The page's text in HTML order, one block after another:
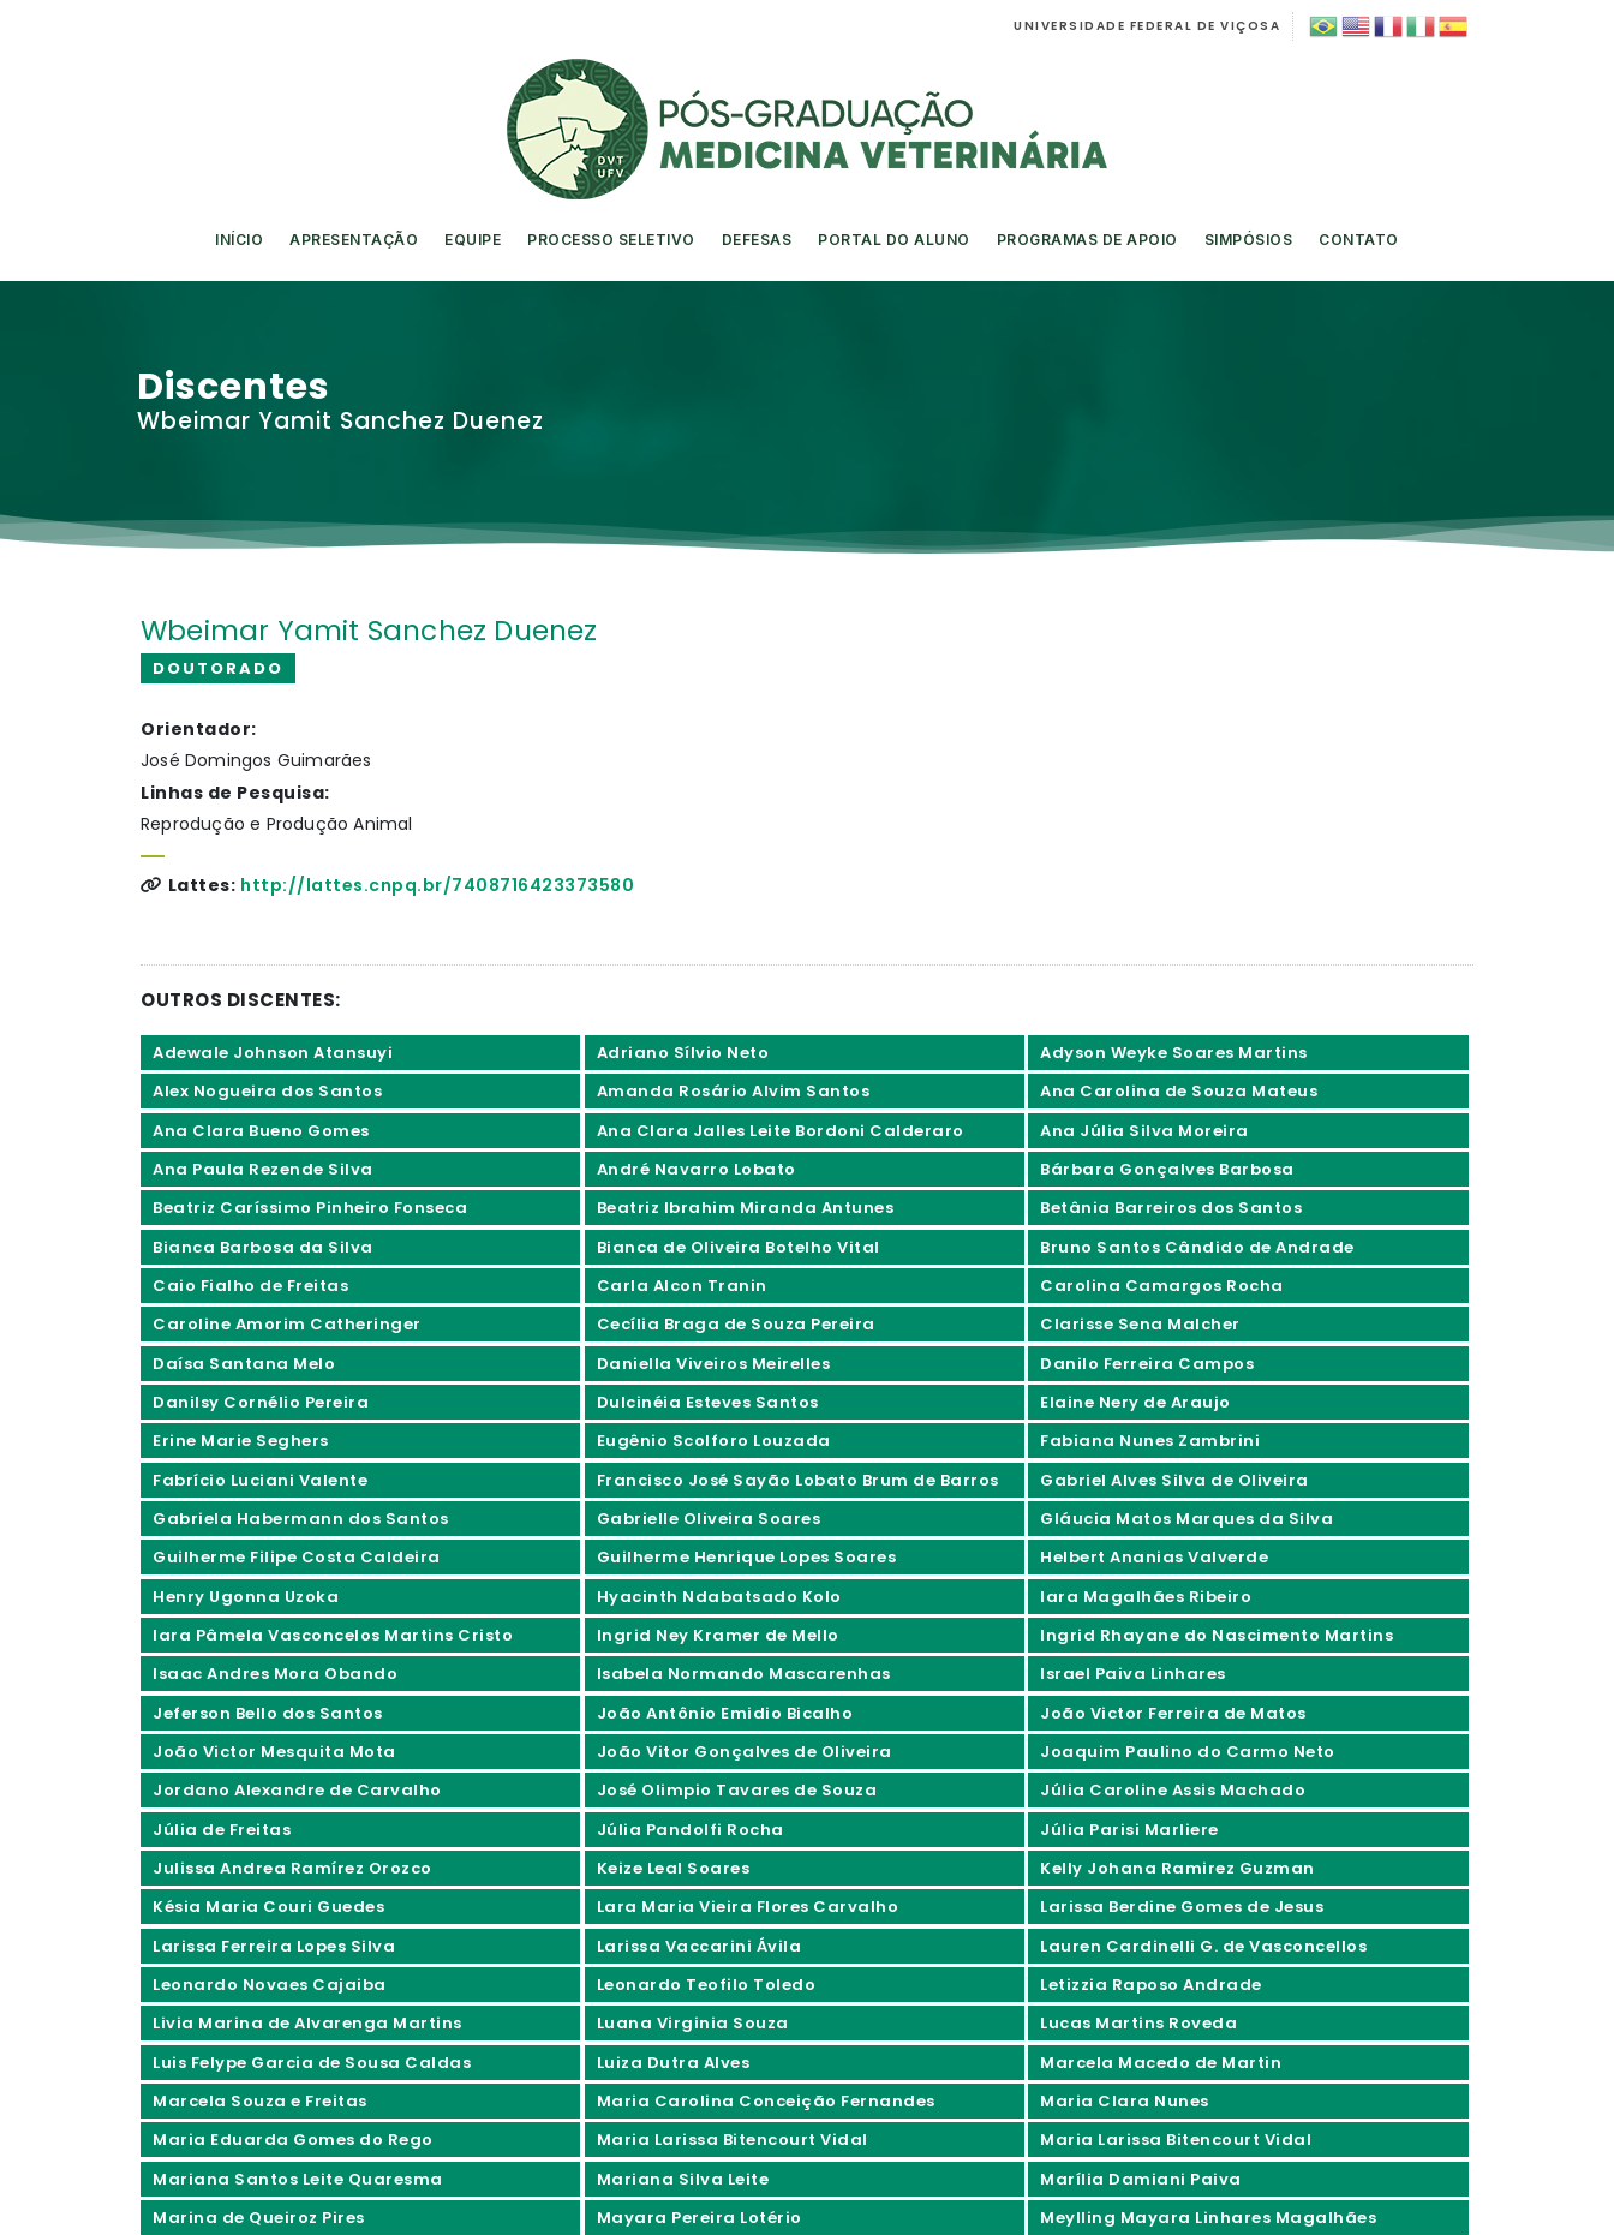
UNIVERSIDADE FEDERAL DE VIÇOSA
INÍCIO APRESENTAÇÃO EQUIPE PROCESSO SELETIVO DEFESAS PORTAL DO ALUNO PROGRAMAS DE APOIO SIMPÓSIOS CONTATO
Discentes
Wbeimar Yamit Sanchez Duenez
Wbeimar Yamit Sanchez Duenez
DOUTORADO
Orientador:
José Domingos Guimarães
Linhas de Pesquisa:
Reprodução e Produção Animal
Lattes: http://lattes.cnpq.br/7408716423373580
OUTROS DISCENTES:
Adewale Johnson Atansuyi Adriano Sílvio Neto
Adyson Weyke Soares Martins
Alex Nogueira dos Santos
Amanda Rosário Alvim Santos
Ana Carolina de Souza Mateus
Ana Clara Bueno Gomes
Ana Clara Jalles Leite Bordoni Calderaro
Ana Júlia Silva Moreira
Ana Paula Rezende Silva
André Navarro Lobato
Bárbara Gonçalves Barbosa
Beatriz Caríssimo Pinheiro Fonseca
Beatriz Ibrahim Miranda Antunes
Betânia Barreiros dos Santos
Bianca Barbosa da Silva
Bianca de Oliveira Botelho Vital
Bruno Santos Cândido de Andrade
Caio Fialho de Freitas
Carla Alcon Tranin
Carolina Camargos Rocha
Caroline Amorim Catheringer
Cecília Braga de Souza Pereira
Clarisse Sena Malcher
Daísa Santana Melo
Daniella Viveiros Meirelles
Danilo Ferreira Campos
Danilsy Cornélio Pereira
Dulcinéia Esteves Santos
Elaine Nery de Araujo
Erine Marie Seghers
Eugênio Scolforo Louzada
Fabiana Nunes Zambrini
Fabrício Luciani Valente
Francisco José Sayão Lobato Brum de Barros
Gabriel Alves Silva de Oliveira
Gabriela Habermann dos Santos
Gabrielle Oliveira Soares
Gláucia Matos Marques da Silva
Guilherme Filipe Costa Caldeira
Guilherme Henrique Lopes Soares
Helbert Ananias Valverde
Henry Ugonna Uzoka
Hyacinth Ndabatsado Kolo
Iara Magalhães Ribeiro
Iara Pâmela Vasconcelos Martins Cristo
Ingrid Ney Kramer de Mello
Ingrid Rhayane do Nascimento Martins
Isaac Andres Mora Obando
Isabela Normando Mascarenhas
Israel Paiva Linhares
Jeferson Bello dos Santos
João Antônio Emidio Bicalho
João Victor Ferreira de Matos
João Victor Mesquita Mota
João Vitor Gonçalves de Oliveira
Joaquim Paulino do Carmo Neto
Jordano Alexandre de Carvalho
José Olimpio Tavares de Souza
Júlia Caroline Assis Machado
Júlia de Freitas
Júlia Pandolfi Rocha
Júlia Parisi Marliere
Julissa Andrea Ramírez Orozco
Keize Leal Soares
Kelly Johana Ramirez Guzman
Késia Maria Couri Guedes
Lara Maria Vieira Flores Carvalho
Larissa Berdine Gomes de Jesus
Larissa Ferreira Lopes Silva
Larissa Vaccarini Ávila
Lauren Cardinelli G. de Vasconcellos
Leonardo Novaes Cajaiba
Leonardo Teofilo Toledo
Letizzia Raposo Andrade
Livia Marina de Alvarenga Martins
Luana Virginia Souza
Lucas Martins Roveda
Luis Felype Garcia de Sousa Caldas
Luiza Dutra Alves
Marcela Macedo de Martin
Marcela Souza e Freitas
Maria Carolina Conceição Fernandes
Maria Clara Nunes
Maria Eduarda Gomes do Rego
Maria Larissa Bitencourt Vidal
Maria Larissa Bitencourt Vidal
Mariana Santos Leite Quaresma
Mariana Silva Leite
Marília Damiani Paiva
Marina de Queiroz Pires
Mayara Pereira Lotério
Meylling Mayara Linhares Magalhães